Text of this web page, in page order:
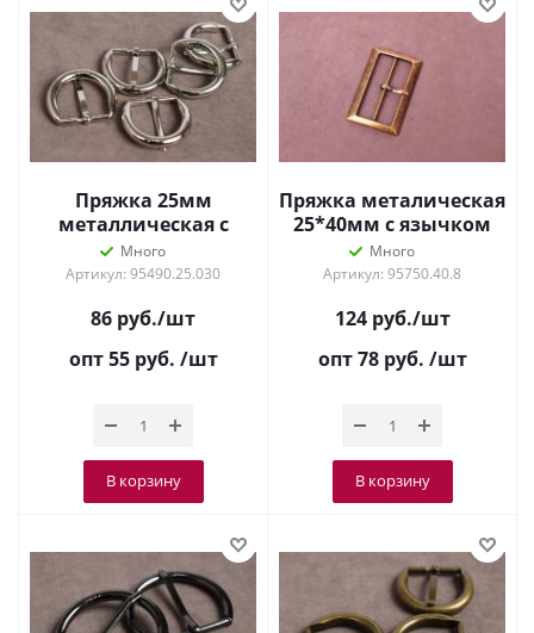
Пряжка 25мм
металлическая с
язычком Никель
Много
Артикул: 95490.25.030
86 руб./шт
опт 55 руб. /шт
В корзину
Пряжка металическая
25*40мм с язычком
Антик
Много
Артикул: 95750.40.8
124руб./шт
опт 78 руб. /шт
В корзину